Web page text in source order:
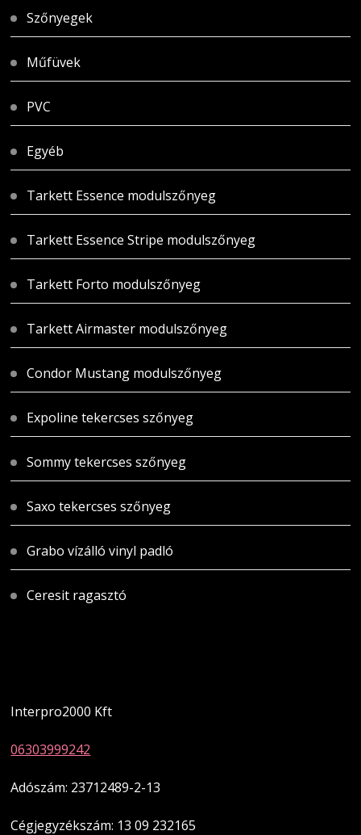
Szőnyegek
Műfüvek
PVC
Egyéb
Tarkett Essence modulszőnyeg
Tarkett Essence Stripe modulszőnyeg
Tarkett Forto modulszőnyeg
Tarkett Airmaster modulszőnyeg
Condor Mustang modulszőnyeg
Expoline tekercses szőnyeg
Sommy tekercses szőnyeg
Saxo tekercses szőnyeg
Grabo vízálló vinyl padló
Ceresit ragasztó
Interpro2000 Kft
06303999242
Adószám: 23712489-2-13
Cégjegyzékszám: 13 09 232165